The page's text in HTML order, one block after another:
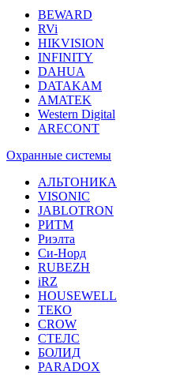
BEWARD
RVi
HIKVISION
INFINITY
DAHUA
DATAKAM
AMATEK
Western Digital
ARECONT
Охранные системы
АЛЬТОНИКА
VISONIC
JABLOTRON
РИТМ
Риэлта
Си-Норд
RUBEZH
iRZ
HOUSEWELL
ТЕКО
CROW
СТЕЛС
БОЛИД
PARADOX